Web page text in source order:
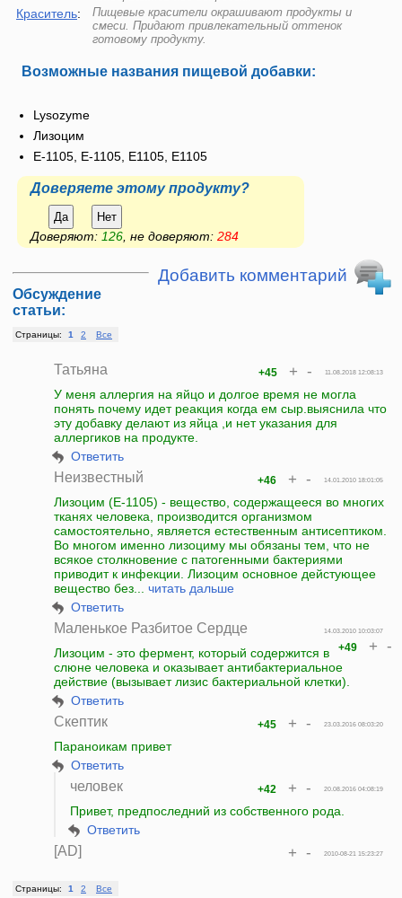
Краситель:
Пищевые красители окрашивают продукты и
смеси. Придают привлекательный оттенок
готовому продукту.
Возможные названия пищевой добавки:
Lysozyme
Лизоцим
E-1105, Е-1105, Е1105, E1105
Доверяете этому продукту?
Да Нет
Доверяют: 126 , не доверяют: 284
Добавить комментарий
Обсуждение
статьи:
Страницы: 1 2 Все
Татьяна 11.08.2018 12:08:13
+45 + -
У меня аллергия на яйцо и долгое время не могла
понять почему идет реакция когда ем сыр.выяснила что
эту добавку делают из яйца ,и нет указания для
аллергиков на продукте.
Ответить
Неизвестный 14.01.2010 18:01:05
+46 + -
Лизоцим (E-1105) - вещество, содержащееся во многих
тканях человека, производится организмом
самостоятельно, является естественным антисептиком.
Во многом именно лизоциму мы обязаны тем, что не
всякое столкновение с патогенными бактериями
приводит к инфекции. Лизоцим основное дейстующее
вещество без... читать дальше
Ответить
Маленькое Разбитое Сердце 14.03.2010 10:03:07
+49 + -
Лизоцим - это фермент, который содержится в
слюне человека и оказывает антибактериальное
действие (вызывает лизис бактериальной клетки).
Ответить
Cкептик 23.03.2016 08:03:20
+45 + -
Параноикам привет
Ответить
человек 20.08.2016 04:08:19
+42 + -
Привет, предпоследний из собственного рода.
Ответить
[AD] 2010-08-21 15:23:27
+ -
Страницы: 1 2 Все